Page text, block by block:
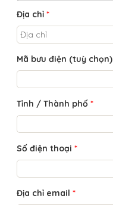
Địa chỉ *
Mã bưu điện (tuỳ chọn)
Tỉnh / Thành phố *
Số điện thoại *
Địa chỉ email *